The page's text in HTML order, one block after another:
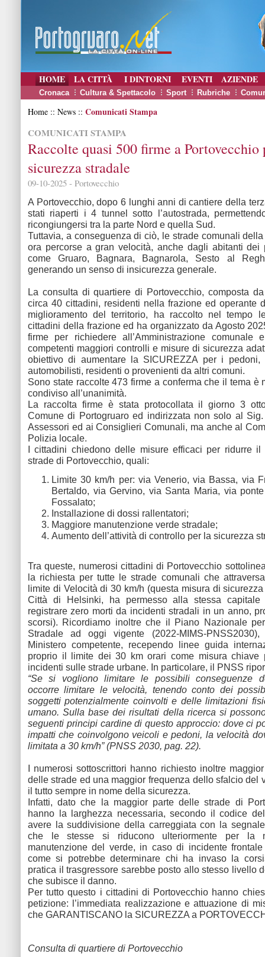
HOME LA CITTÀ I DINTORNI EVENTI AZIENDE
Cronaca Cultura & Spettacolo Sport Rubriche
Home :: News :: Comunicati Stampa
COMUNICATI STAMPA
Raccolte quasi 500 firme a Portovecchio
sicurezza stradale
09-10-2025 - Portovecchio
A Portovecchio, dopo 6 lunghi anni di cantiere della
stati riaperti i 4 tunnel sotto l’autostrada,
ricongiungersi tra la parte Nord e quella Sud.
Tuttavia, a conseguenza di ciò, le strade comunali
ora percorse a gran velocità, anche dagli abitanti dei
come Gruaro, Bagnara, Bagnarola, Sesto al
generando un senso di insicurezza generale.
La consulta di quartiere di Portovecchio, composta
circa 40 cittadini, residenti nella frazione ed operante
miglioramento del territorio, ha raccolto nel tempo
cittadini della frazione ed ha organizzato da Agosto
firme per richiedere all’Amministrazione comunale
competenti maggiori controlli e misure di sicurezza
obiettivo di aumentare la SICUREZZA per i
automobilisti, residenti o provenienti da altri comuni.
Sono state raccolte 473 firme a conferma che il tema è
condiviso all’unanimità.
La raccolta firme è stata protocollata il giorno 3
Comune di Portogruaro ed indirizzata non solo al
Assessori ed ai Consiglieri Comunali, ma anche al
Polizia locale.
I cittadini chiedono delle misure efficaci per ridurre il
strade di Portovecchio, quali:
Limite 30 km/h per: via Venerio, via Bassa, via
Bertaldo, via Gervino, via Santa Maria, via
Fossalato;
Installazione di dossi rallentatori;
Maggiore manutenzione verde stradale;
Aumento dell’attività di controllo per la sicurezza
Tra queste, numerosi cittadini di Portovecchio
la richiesta per tutte le strade comunali che
limite di Velocità di 30 km/h (questa misura di
Città di Helsinki, ha permesso alla stessa capitale
registrare zero morti da incidenti stradali in un anno,
scorsi). Ricordiamo inoltre che il Piano Nazionale
Stradale ad oggi vigente (2022-MIMS-
Ministero competente, recependo linee guida
proprio il limite dei 30 km orari come misura chiave
incidenti sulle strade urbane. In particolare, il PNSS
“Se si vogliono limitare le possibili conseguenze
occorre limitare le velocità, tenendo conto dei
soggetti potenzialmente coinvolti e delle limitazioni
umano. Sulla base dei risultati della ricerca si
seguenti principi cardine di questo approccio: dove ci
impatti che coinvolgono veicoli e pedoni, la velocità
limitata a 30 km/h” (PNSS 2030, pag. 22).
I numerosi sottoscrittori hanno richiesto inoltre
delle strade ed una maggior frequenza dello sfalcio del
il tutto sempre in nome della sicurezza.
Infatti, dato che la maggior parte delle strade di
hanno la larghezza necessaria, secondo il codice
avere la suddivisione della carreggiata con la
che le stesse si riducono ulteriormente per la
manutenzione del verde, in caso di incidente
come si potrebbe determinare chi ha invaso la
pratica il trasgressore sarebbe posto allo stesso livello
che subisce il danno.
Per tutto questo i cittadini di Portovecchio hanno
petizione: l’immediata realizzazione e attuazione di
che GARANTISCANO la SICUREZZA a
Consulta di quartiere di Portovecchio